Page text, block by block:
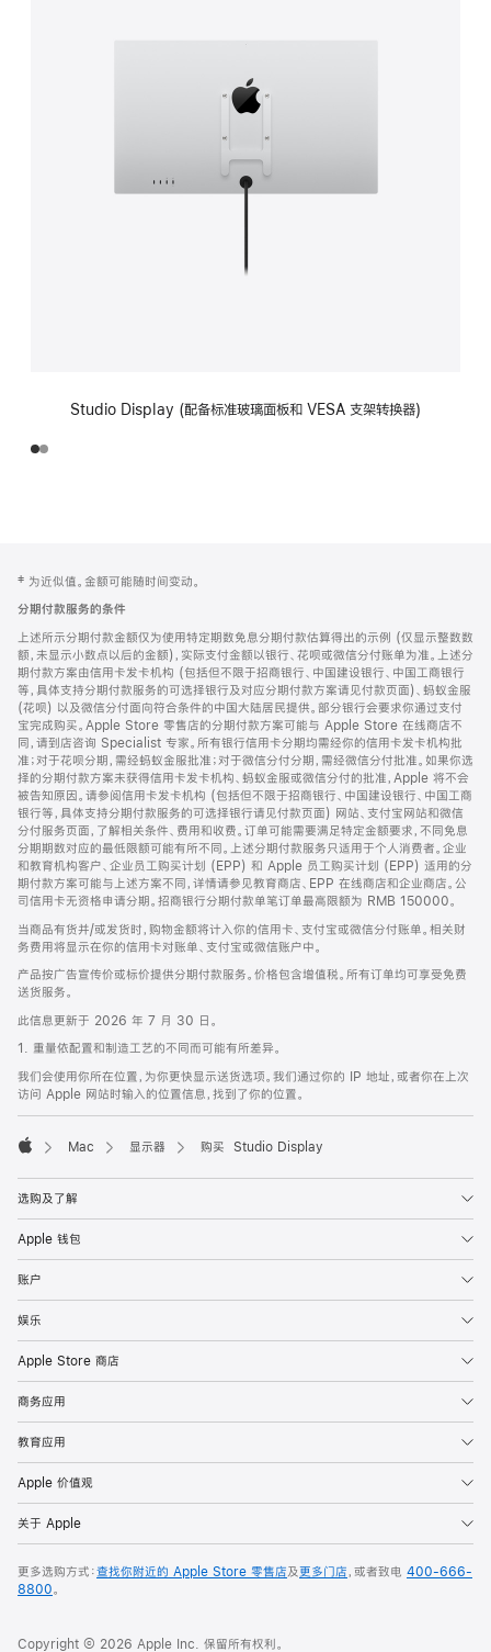
Studio Display (配备标准玻璃面板和 VESA 支架转换器)
页
页
脚
注
‡ 为近似值。金额可能随时间变动。
分期付款服务的条件
上述所示分期付款金额仅为使用特定期数免息分期付款估算得出的示例 (仅显示整数数
额，未显示小数点以后的金额)，实际支付金额以银行、花呗或微信分付账单为准。上述分
期付款方案由信用卡发卡机构 (包括但不限于招商银行、中国建设银行、中国工商银行
等，具体支持分期付款服务的可选择银行及对应分期付款方案请见付款页面)、蚂蚁金服
(花呗) 以及微信分付面向符合条件的中国大陆居民提供。部分银行会要求你通过支付
宝完成购买。Apple Store 零售店的分期付款方案可能与 Apple Store 在线商店不
同，请到店咨询 Specialist 专家。所有银行信用卡分期均需经你的信用卡发卡机构批
准；对于花呗分期，需经蚂蚁金服批准；对于微信分付分期，需经微信分付批准。如果你选
择的分期付款方案未获得信用卡发卡机构、蚂蚁金服或微信分付的批准，Apple 将不会
被告知原因。请参阅信用卡发卡机构 (包括但不限于招商银行、中国建设银行、中国工商
银行等，具体支持分期付款服务的可选择银行请见付款页面) 网站、支付宝网站和微信
分付服务页面，了解相关条件、费用和收费。订单可能需要满足特定金额要求，不同免息
分期期数对应的最低限额可能有所不同。上述分期付款服务只适用于个人消费者。企业
和教育机构客户、企业员工购买计划 (EPP) 和 Apple 员工购买计划 (EPP) 适用的分
期付款方案可能与上述方案不同，详情请参见教育商店、EPP 在线商店和企业商店。公
司信用卡无资格申请分期。招商银行分期付款单笔订单最高限额为 RMB 150000。
当商品有货并/或发货时，购物金额将计入你的信用卡、支付宝或微信分付账单。相关财
务费用将显示在你的信用卡对账单、支付宝或微信账户中。
产品按广告宣传价或标价提供分期付款服务。价格包含增值税。所有订单均可享受免费
送货服务。
此信息更新于 2026 年 7 月 30 日。
1. 重量依配置和制造工艺的不同而可能有所差异。
我们会使用你所在位置，为你更快显示送货选项。我们通过你的 IP 地址，或者你在上次
访问 Apple 网站时输入的位置信息，找到了你的位置。
Mac 显示器 购买 Studio Display
选购及了解
Apple 钱包
账户
娱乐
Apple Store 商店
商务应用
教育应用
Apple 价值观
关于 Apple
更多选购方式：查找你附近的 Apple Store 零售店及更多门店，或者致电 400-666-
8800。
Copyright © 2026 Apple Inc. 保留所有权利。